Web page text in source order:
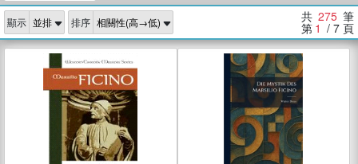
獎 臺灣漫遊錄 、 方念華 、 台灣的李
登輝時代
數學女孩：黎曼猜想 、
偉大的迷走神經
顯示 排序 共 275 筆
第 1 / 7 頁